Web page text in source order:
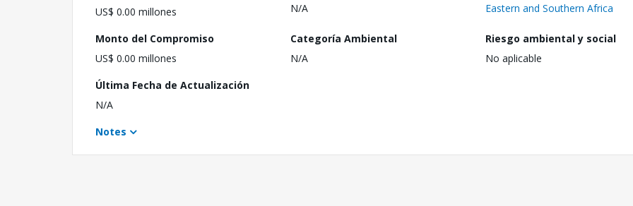
US$ 0.00 millones
N/A
Eastern and Southern Africa
Monto del Compromiso
US$ 0.00 millones
Categoría Ambiental
N/A
Riesgo ambiental y social
No aplicable
Última Fecha de Actualización
N/A
Notes